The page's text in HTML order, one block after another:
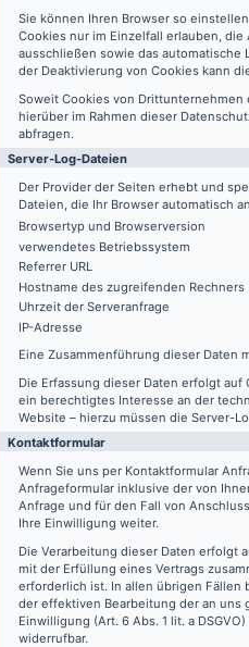
Sie können Ihren Browser so
Cookies nur im Einzelfall erlauben,
ausschließen sowie das automatische
der Deaktivierung von Cookies kann
Soweit Cookies von
hierüber im Rahmen dieser
abfragen.
Server-Log-Dateien
Der Provider der Seiten erhebt und
Dateien, die Ihr Browser automatisch
Browsertyp und Browserversion
verwendetes Betriebssystem
Referrer URL
Hostname des zugreifenden Rechners
Uhrzeit der Serveranfrage
IP-Adresse
Eine Zusammenführung dieser Daten
Die Erfassung dieser Daten erfolgt auf
ein berechtigtes Interesse an der
Website – hierzu müssen die Server-
Kontaktformular
Wenn Sie uns per Kontaktformular
Anfrageformular inklusive der von
Anfrage und für den Fall von
Ihre Einwilligung weiter.
Die Verarbeitung dieser Daten erfolgt
mit der Erfüllung eines Vertrags
erforderlich ist. In allen übrigen Fällen
der effektiven Bearbeitung der an uns
Einwilligung (Art. 6 Abs. 1 lit. a
widerrufbar.